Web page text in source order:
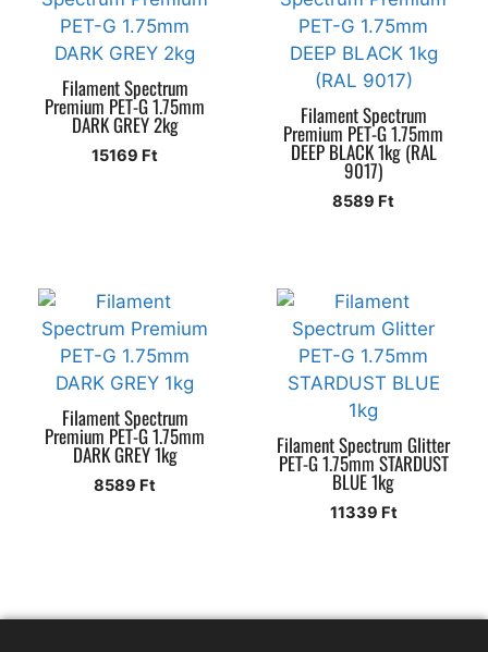
Filament Spectrum
Premium PET-G 1.75mm
DARK GREY 2kg
15169 Ft
Filament Spectrum
Premium PET-G 1.75mm
DEEP BLACK 1kg (RAL
9017)
8589 Ft
Filament Spectrum
Premium PET-G 1.75mm
DARK GREY 1kg
8589 Ft
Filament Spectrum Glitter
PET-G 1.75mm STARDUST
BLUE 1kg
11339 Ft